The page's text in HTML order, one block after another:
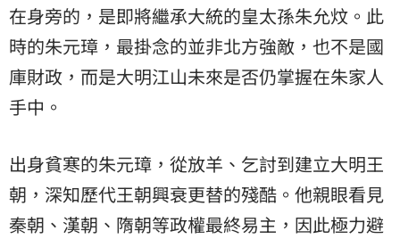
在身旁的，是即將繼承大統的皇太孫朱允炆。此
時的朱元璋，最掛念的並非北方強敵，也不是國
庫財政，而是大明江山未來是否仍掌握在朱家人
手中。
出身貧寒的朱元璋，從放羊、乞討到建立大明王
朝，深知歷代王朝興衰更替的殘酷。他親眼看見
秦朝、漢朝、隋朝等政權最終易主，因此極力避